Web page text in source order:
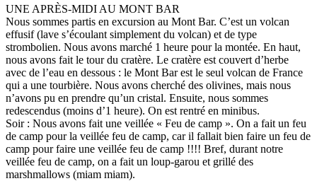
UNE APRÈS-MIDI AU MONT BAR
Nous sommes partis en excursion au Mont Bar. C’est un volcan
effusif (lave s’écoulant simplement du volcan) et de type
strombolien. Nous avons marché 1 heure pour la montée. En haut,
nous avons fait le tour du cratère. Le cratère est couvert d’herbe
avec de l’eau en dessous : le Mont Bar est le seul volcan de France
qui a une tourbière. Nous avons cherché des olivines, mais nous
n’avons pu en prendre qu’un cristal. Ensuite, nous sommes
redescendus (moins d’1 heure). On est rentré en minibus.
Soir : Nous avons fait une veillée « Feu de camp ». On a fait un feu
de camp pour la veillée feu de camp, car il fallait bien faire un feu de
camp pour faire une veillée feu de camp !!!! Bref, durant notre
veillée feu de camp, on a fait un loup-garou et grillé des
marshmallows (miam miam).